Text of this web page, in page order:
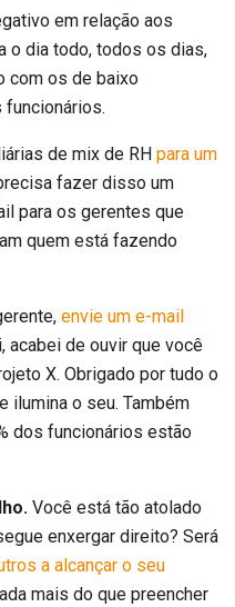
em relação aos
o dia todo, todos os dias,
com os de baixo
de mix de RH para um
fazer disso um
para os gerentes que
quem está fazendo
envie um e-mail
acabei de ouvir que você
X. Obrigado por tudo o
ilumina o seu. Também
dos funcionários estão
Você está tão atolado
enxergar direito? Será
a alcançar o seu
mais do que preencher